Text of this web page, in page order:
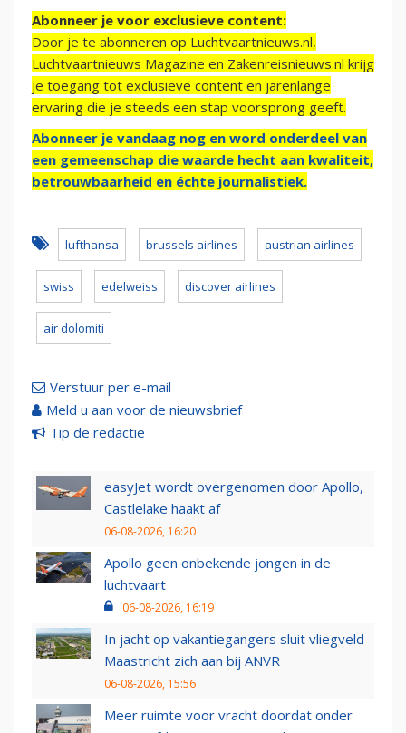
Abonneer je voor exclusieve content:
Door je te abonneren op Luchtvaartnieuws.nl,
Luchtvaartnieuws Magazine en Zakenreisnieuws.nl krijg
je toegang tot exclusieve content en jarenlange
ervaring die je steeds een stap voorsprong geeft.
Abonneer je vandaag nog en word onderdeel van
een gemeenschap die waarde hecht aan kwaliteit,
betrouwbaarheid en échte journalistiek.
lufthansa brussels airlines austrian airlines
swiss edelweiss discover airlines
air dolomiti
Verstuur per e-mail
Meld u aan voor de nieuwsbrief
Tip de redactie
easyJet wordt overgenomen door Apollo,
Castlelake haakt af
06-08-2026, 16:20
Apollo geen onbekende jongen in de
luchtvaart
06-08-2026, 16:19
In jacht op vakantiegangers sluit vliegveld
Maastricht zich aan bij ANVR
06-08-2026, 15:56
Meer ruimte voor vracht doordat onder